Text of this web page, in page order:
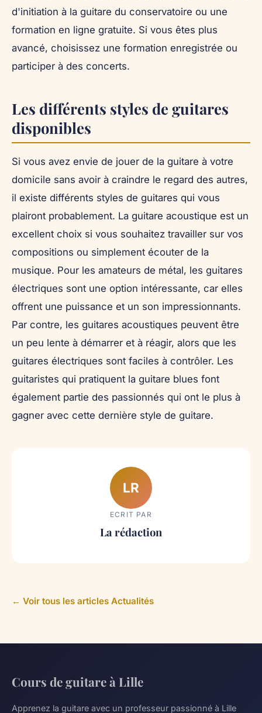
d'initiation à la guitare du conservatoire ou une
formation en ligne gratuite. Si vous êtes plus
avancé, choisissez une formation enregistrée ou
participer à des concerts.
Les différents styles de guitares
disponibles
Si vous avez envie de jouer de la guitare à votre
domicile sans avoir à craindre le regard des autres,
il existe différents styles de guitares qui vous
plairont probablement. La guitare acoustique est un
excellent choix si vous souhaitez travailler sur vos
compositions ou simplement écouter de la
musique. Pour les amateurs de métal, les guitares
électriques sont une option intéressante, car elles
offrent une puissance et un son impressionnants.
Par contre, les guitares acoustiques peuvent être
un peu lente à démarrer et à réagir, alors que les
guitares électriques sont faciles à contrôler. Les
guitaristes qui pratiquent la guitare blues font
également partie des passionnés qui ont le plus à
gagner avec cette dernière style de guitare.
LR
ECRIT PAR
La rédaction
← Voir tous les articles Actualités
Cours de guitare à Lille
Apprenez la guitare avec un professeur passionné à Lille